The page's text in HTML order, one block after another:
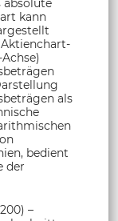
absolute
kann
als
bedient
der
–